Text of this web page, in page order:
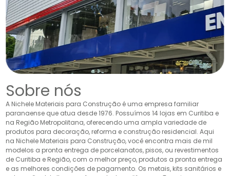
Sobre nós
A Nichele Materiais para Construção é uma empresa familiar
paranaense que atua desde 1976. Possuímos 14 lojas em Curitiba e
na Região Metropolitana, oferecendo uma ampla variedade de
produtos para decoração, reforma e construção residencial. Aqui
na Nichele Materiais para Construção, você encontra mais de mil
modelos a pronta entrega de porcelanatos, pisos, ou revestimentos
de Curitiba e Região, com o melhor preço, produtos a pronta entrega
e as melhores condições de pagamento. Os metais, kits sanitários e